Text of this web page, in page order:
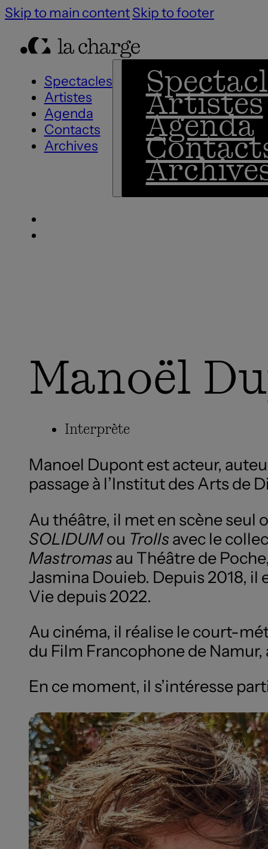
Skip to main contentSkip to footer
Spectacles
Artistes
Agenda
Contacts
Archives
Artistes
Agenda
Manoël
Interprète
Manoel Dupont est acteur,
passage à l’Institut des Arts de
Au théâtre, il met en scène
SOLIDUMou Trollsavec le
Mastromasau Théâtre de
Jasmina Douieb. Depuis 2018,
Vie depuis 2022.
Au cinéma, il réalise le court-
du Film Francophone de
En ce moment, il s’intéresse